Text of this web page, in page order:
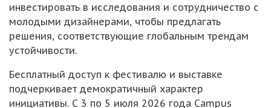
инвестировать в исследования и сотрудничество с
молодыми дизайнерами, чтобы предлагать
решения, соответствующие глобальным трендам
устойчивости.
Бесплатный доступ к фестивалю и выставке
подчеркивает демократичный характер
инициативы. С 3 по 5 июля 2026 года Campus